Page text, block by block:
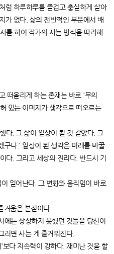
럼 하루하루를 즐겁고 충실하게 살아
가 없다. 삶의 전반적인 부분에서 배
를 하여 작가의 사는 방식을 따라해
떠올리게 하는 존재는 바로 '무의
있는 이미지가 생각으로 떠오르는
다. 그 삶이 일상이 될 것 같았다. 그
구나.' 일상이 된 생각은 미래를 바꿀
다. 그리고 세상의 진리다. 반드시 기
일어난다. 그 변화와 움직임이 바로
움은 본질이다.
는 상상하지 못했던 것들을 당신이
러면 사는 게 즐거워진다.
다 지속력이 강하다. 재미난 것을 할